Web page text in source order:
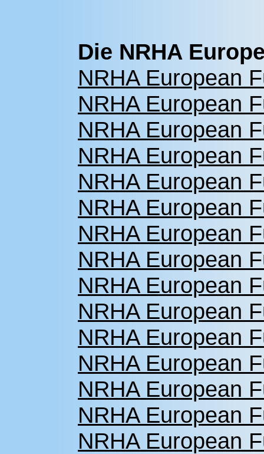
Die NRHA
NRHA European
NRHA European
NRHA European
NRHA European
NRHA European
NRHA European
NRHA European
NRHA European
NRHA European
NRHA European
NRHA European
NRHA European
NRHA European
NRHA European
NRHA European